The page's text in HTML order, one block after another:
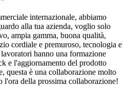
internazionale, abbiamo
alla tua azienda, voglio solo
ampia gamma, buona qualità,
cordiale e premuroso, tecnologia e
hanno una formazione
e l'aggiornamento del prodotto
questa è una collaborazione molto
l'ora della prossima collaborazione!